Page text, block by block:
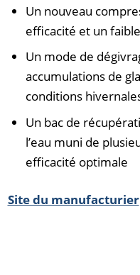
Un nouveau
efficacité et un
Un mode de
accumulations de
conditions
Un bac de
l’eau muni de
efficacité optimale
Site du manufacturier